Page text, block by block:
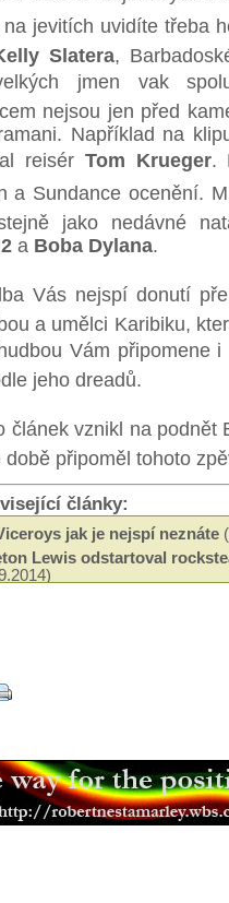
jevitích uvidíte třeba
Slatera,
jmen vak
nejsou jen před
Například na
reisér Tom Krueger.
a Sundance ocenění.
jako nedávné
a Boba Dylana.
Vás nejspí donutí
a umělci Karibiku,
Vám připomene i
jeho dreadů.
vznikl na podnět
době připoměl tohoto
články:
jak je nejspí neznáte
Lewis odstartoval
- 18 let kariéry a ádné
Roots a jejich militantní
Ras Starr, přítel Petera
kapela Pentateuch
Striker Lee je příera